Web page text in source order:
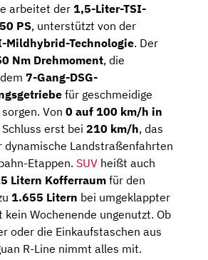
arbeitet der 1,5-Liter-TSI-
PS, unterstützt von der
Mildhybrid-Technologie. Der
Nm Drehmoment, die
7-Gang-DSG-
für geschmeidige
Von 0 auf 100 km/h in
Schluss erst bei 210 km/h, das
dynamische Landstraßenfahrten
Etappen. SUV heißt auch
Litern Kofferraum für den
1.655 Litern bei umgeklappter
kein Wochenende ungenutzt. Ob
oder die Einkaufstaschen aus
R-Line nimmt alles mit.